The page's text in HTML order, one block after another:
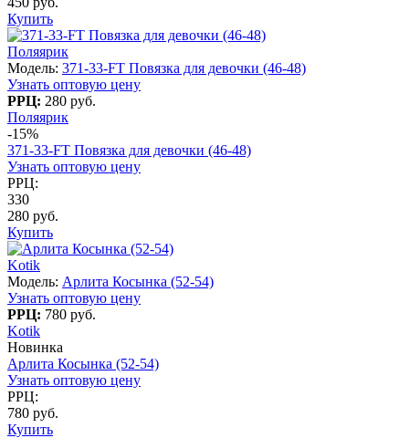
Купить
Поляярик
Модель: 371-33-FT Повязка для девочки (46-48)
Узнать оптовую цену
РРЦ: 280 руб.
Поляярик
-15%
371-33-FT Повязка для девочки (46-48)
Узнать оптовую цену
РРЦ:
330
280 руб.
Купить
Kotik
Модель: Арлита Косынка (52-54)
Узнать оптовую цену
РРЦ: 780 руб.
Kotik
Новинка
Арлита Косынка (52-54)
Узнать оптовую цену
РРЦ:
780 руб.
Купить